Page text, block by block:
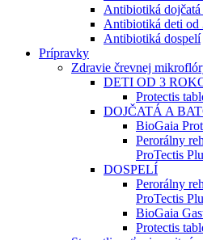
Antibiotiká dojčatá
Antibiotiká deti od
Antibiotiká dospelí
Prípravky
Zdravie črevnej
DETI OD 3
Protectis
DOJČATÁ A
BioGaia
Perorálny
ProTectis
DOSPELÍ
Perorálny
ProTectis
BioGaia
Protectis